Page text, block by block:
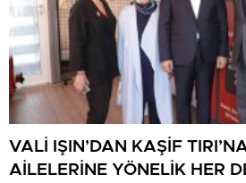
VALİ IŞIN’DAN KAŞİF
AİLELERİNE YÖNELİK HER